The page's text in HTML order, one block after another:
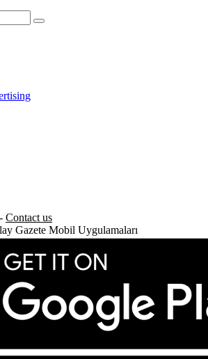
- Contact us
Gazete Mobil Uygulamaları